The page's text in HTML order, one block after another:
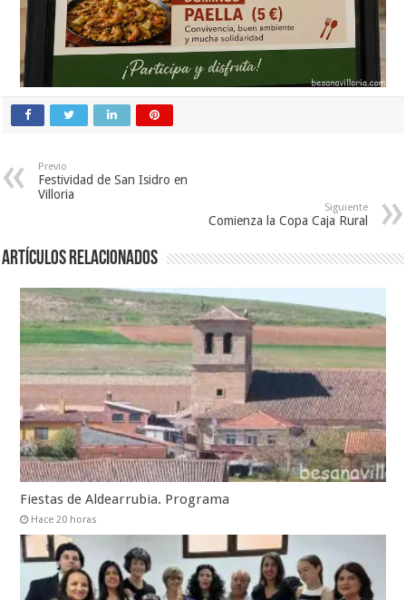
Previo
Festividad de San Isidro en
Villoria
Siguiente
Comienza la Copa Caja Rural
Artículos relacionados
Fiestas de Aldearrubia. Programa
Hace 20 horas